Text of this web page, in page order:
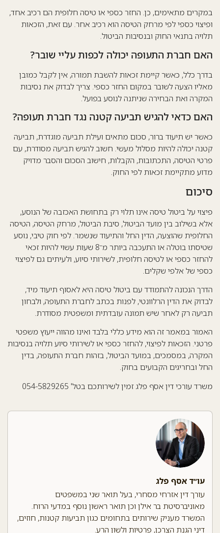
במקרים מתאימים, כן. החזר כספי או טיסה חלופית הם רכיב אחד,
ופיצוי כספי לפי מרחק הטיסה הוא רכיב אחר. עם זאת, הזכאות
תלויה בתנאי החוק ובנסיבות הביטול.
האם חברת התעופה יכולה לכפות עליי שובר?
בדרך כלל, כאשר קיימת זכאות להשבת תמורה, אין לקבל כמובן
מאליו הצעה לשובר במקום החזר כספי. צריך לבדוק את נסיבות
המקרה ואת הבחירה שניתנה לנוסע בפועל.
האם כדאי להגיש תביעה קטנה נגד חברת תעופה?
כאשר יש תיעוד ברור, סכום מתאים ועילת תביעה מוגדרת, תביעה
קטנה יכולה להיות מסלול מעשי. חשוב להגיש תביעה מסודרת, עם
פרטי הטיסה, התכתובות, הקבלות, חישוב הסכום והסבר מדויק
מדוע מתקיימת זכאות לפי החוק.
סיכום
פיצוי על ביטול טיסה אינו תלוי רק בתחושת האכזבה של הנוסע,
אלא בשילוב בין מועד הביטול, סיבת הביטול, מרחק הטיסה, הטיסה
החלופית שהוצעה, הדין החל והתיעוד שנשמר. לפי חוק טיבי, נוסע
שטיסתו בוטלה או התעכבה ביותר מ־8 שעות עשוי להיות זכאי
להחזר כספי או לטיסה חלופית, לשירותי סיוע, ולעיתים גם לפיצוי
כספי של אלפי שקלים.
הדרך הנכונה להתמודד עם ביטול טיסה היא לאסוף תיעוד מיד,
לבדוק את הדין הרלוונטי, לפנות בכתב לחברת התעופה, ולבחון
תביעה רק לאחר שיש תמונה עובדתית ומשפטית מסודרת.
האמור במאמר זה הוא מידע כללי בלבד ואינו מהווה ייעוץ משפטי
פרטני. הזכאות לפיצוי, להחזר כספי או לשירותי סיוע תלויה בנסיבות
המקרה, במסמכים, במועד הביטול, בזהות חברת התעופה, בדין
החל ובחריגים הקבועים בחוק.
משרד עורכי דין אסף פלג זמין לשירותכם בטל' 054-5829265
עו״ד אסף פלג
עורך דין אזרחי מסחרי, בעל תואר שני במשפטים
מאוניברסיטת בר אילן וכן תואר ראשון נוסף במדעי הרוח.
המשרד מעניק שירותים בתחומים כגון תביעות קטנות, חוזים,
דיני הגנת הצרכן, פרטיות ולשון הרע.